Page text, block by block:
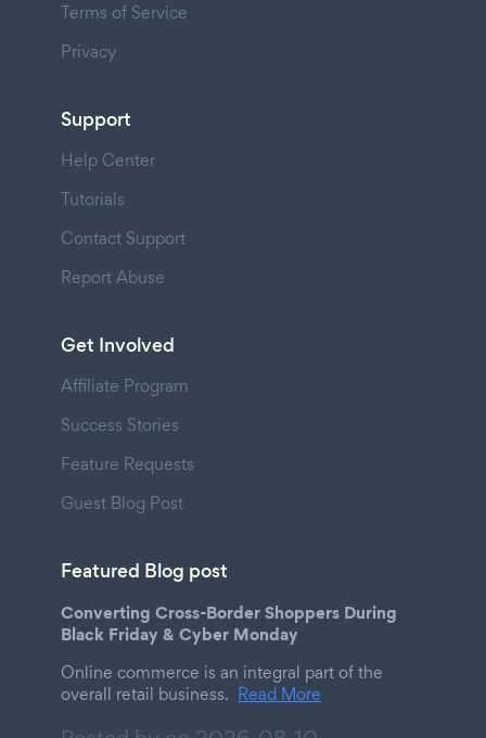
Terms of Service
Privacy
Support
Help Center
Tutorials
Contact Support
Report Abuse
Get Involved
Affiliate Program
Success Stories
Feature Requests
Guest Blog Post
Featured Blog post
Converting Cross-Border Shoppers During
Black Friday & Cyber Monday
Online commerce is an integral part of the
overall retail business. Read More